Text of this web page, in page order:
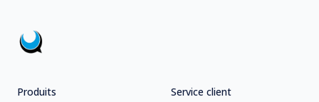
Produits Service client